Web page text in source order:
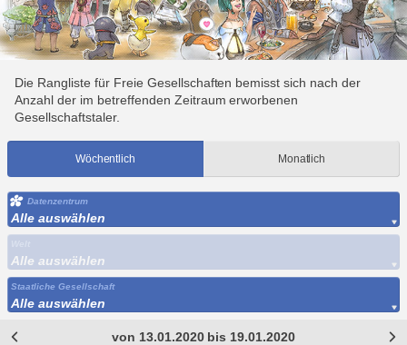
Die Rangliste für Freie Gesellschaften bemisst sich nach der
Anzahl der im betreffenden Zeitraum erworbenen
Gesellschaftstaler.
Wöchentlich Monatlich
Datenzentrum
Alle auswählen
Alle auswählen
Staatliche Gesellschaft
Alle auswählen
von 13.01.2020 bis 19.01.2020